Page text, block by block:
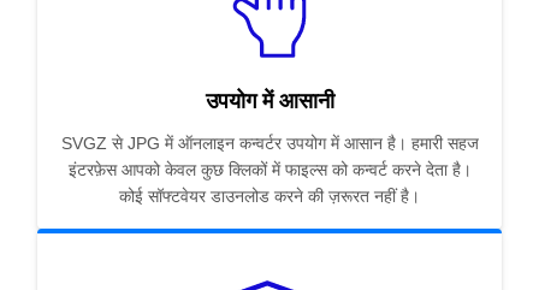
उपयोग में आसानी
SVGZ से JPG में ऑनलाइन कन्वर्टर उपयोग में आसान है। हमारी सहज
इंटरफ़ेस आपको केवल कुछ क्लिकों में फाइल्स को कन्वर्ट करने देता है।
कोई सॉफ्टवेयर डाउनलोड करने की ज़रूरत नहीं है।